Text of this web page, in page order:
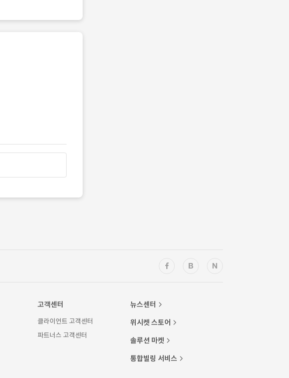
고객센터
클라이언트 고객센터
파트너스 고객센터
뉴스센터
위시켓 스토어
솔루션 마켓
통합빌링 서비스